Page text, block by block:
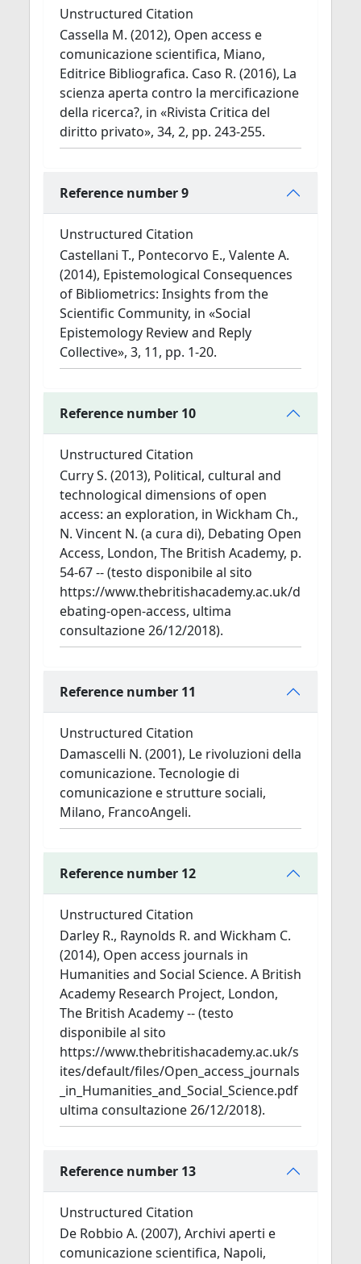
Unstructured Citation
Cassella M. (2012), Open access e
comunicazione scientifica, Miano,
Editrice Bibliografica. Caso R. (2016), La
scienza aperta contro la mercificazione
della ricerca?, in «Rivista Critica del
diritto privato», 34, 2, pp. 243-255.
Reference number 9
Unstructured Citation
Castellani T., Pontecorvo E., Valente A.
(2014), Epistemological Consequences
of Bibliometrics: Insights from the
Scientific Community, in «Social
Epistemology Review and Reply
Collective», 3, 11, pp. 1-20.
Reference number 10
Unstructured Citation
Curry S. (2013), Political, cultural and
technological dimensions of open
access: an exploration, in Wickham Ch.,
N. Vincent N. (a cura di), Debating Open
Access, London, The British Academy, p.
54-67 -- (testo disponibile al sito
https://www.thebritishacademy.ac.uk/d
ebating-open-access, ultima
consultazione 26/12/2018).
Reference number 11
Unstructured Citation
Damascelli N. (2001), Le rivoluzioni della
comunicazione. Tecnologie di
comunicazione e strutture sociali,
Milano, FrancoAngeli.
Reference number 12
Unstructured Citation
Darley R., Raynolds R. and Wickham C.
(2014), Open access journals in
Humanities and Social Science. A British
Academy Research Project, London,
The British Academy -- (testo
disponibile al sito
https://www.thebritishacademy.ac.uk/s
ites/default/files/Open_access_journals
_in_Humanities_and_Social_Science.pdf
ultima consultazione 26/12/2018).
Reference number 13
Unstructured Citation
De Robbio A. (2007), Archivi aperti e
comunicazione scientifica, Napoli,